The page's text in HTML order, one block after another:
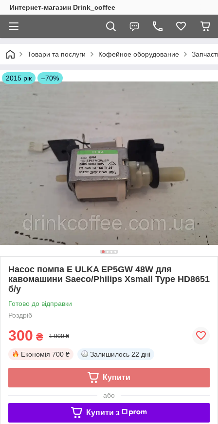
Интернет-магазин Drink_coffee
Товари та послуги Кофейное оборудование
2015 рік –70%
Насос помпа E ULKA EP5GW 48W для
кавомашини Saeco/Philips Xsmall Type HD8651
б/у
Готово до відправки
Роздріб
300 ₴ 1 000 ₴
Економія 700 ₴ Залишилось 22 дні
Купити
або
Купити з